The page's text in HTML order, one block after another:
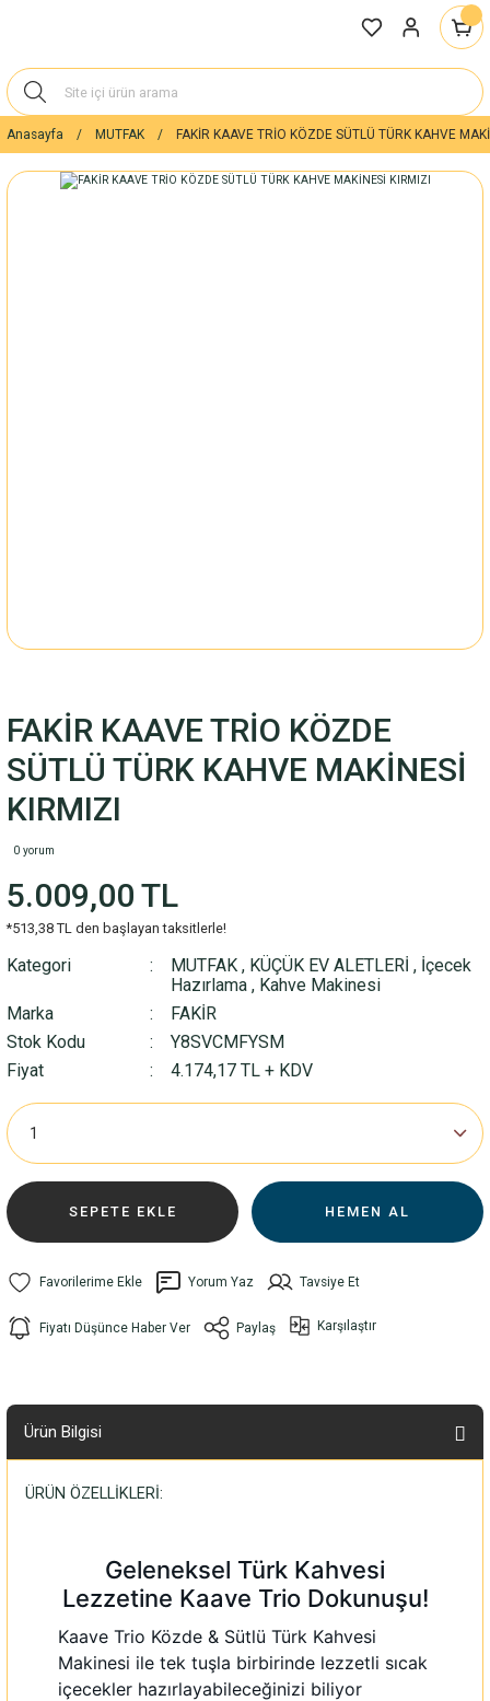
Anasayfa MUTFAK FAKİR KAAVE TRİO KÖZDE SÜTLÜ TÜRK KAHVE
FAKİR KAAVE TRİO KÖZDE
SÜTLÜ TÜRK KAHVE MAKİNESİ
KIRMIZI
0 yorum
5.009,00 TL
*513,38 TL den başlayan taksitlerle!
Kategori MUTFAK , KÜÇÜK EV ALETLERİ , İçecek
Hazırlama , Kahve Makinesi
Marka
FAKİR
Stok Kodu
Y8SVCMFYSM
Fiyat
4.174,17 TL + KDV
SEPETE EKLE HEMEN AL
Yorum Yaz Tavsiye Et
Fiyatı Düşünce Haber Ver Paylaş Karşılaştır
Ürün Bilgisi
ÜRÜN ÖZELLİKLERİ:
Geleneksel Türk Kahvesi
Lezzetine Kaave Trio Dokunuşu!
Kaave Trio Közde & Sütlü Türk Kahvesi
Makinesi ile tek tuşla birbirinde lezzetli sıcak
içecekler hazırlayabileceğinizi biliyor